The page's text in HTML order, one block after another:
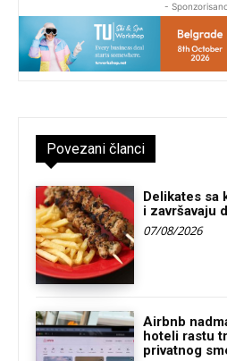
-
Povezani članci
Delikates sa
i završavaju
07/08/2026
Airbnb
hoteli rastu
privatnog